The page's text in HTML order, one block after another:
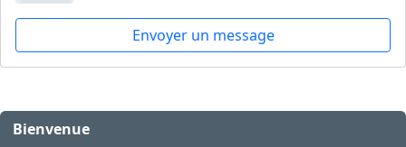
Envoyer un message
Bienvenue